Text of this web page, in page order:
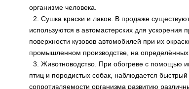
организме человека.
2. Сушка краски и лаков. В продаже
используются в автомастерских для
поверхности кузовов автомобилей при их
промышленном производстве, на определённых
3. Животноводство. При обогреве с помощью
птиц и породистых собак, наблюдается
сопротивляемости организма развитию